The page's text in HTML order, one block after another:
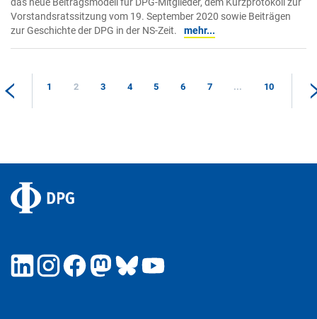
Vorstandsratssitzung vom 19. September 2020 sowie Beiträgen
zur Geschichte der DPG in der NS-Zeit.
mehr...
1 2 3 4 5 6 7 ... 10